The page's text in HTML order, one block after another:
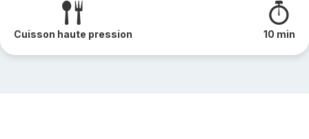
Cuisson haute pression 10 min